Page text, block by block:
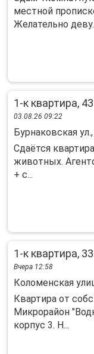
местной
Желательно
1-к квартира,
03.08.26 09:22
Бурнаковская
Сдаётся
животных.
+ с...
1-к квартира,
Вчера 12:58
Коломенская
Квартира от
Микрорайон
корпус 3. Н...